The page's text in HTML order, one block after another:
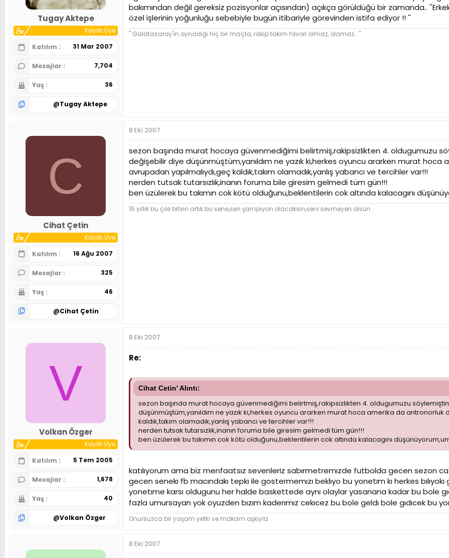
Tugay Aktepe
Kayıtlı Üye
Katılım
31 Mar 2007
Mesajlar 7,704
Yaş 36
@Tugay Aktepe
bakımından değil gereksiz pozisyonlar açısından) açıkça görüldüğü bir zamanda..
özel işlerinin yoğunluğu sebebiyle bugün itibariyle görevinden istifa ediyor !! ''
" Galatasaray'ın oynadığı hiç bir maçta, rakip takım favori olmaz, olamaz.. "
C
Cihat Çetin
Kayıtlı Üye
Katılım
16 Ağu 2007
Mesajlar 325
Yaş 46
@Cihat Çetin
8 Eki 2007
sezon başında murat hocaya güvenmediğimi belirtmiş,rakipsizlikten 4. oldugumuzu
değişebilir diye düşünmüştüm,yanıldım ne yazık ki,herkes oyuncu ararken murat
avrupadan yapılmalıydı,geç kaldık,takım olamadık,yanlış yabancı ve tercihler var!!!
nerden tutsak tutarsızlık,inanın foruma bile giresim gelmedi tüm gün!!!
ben üzülerek bu takımın cok kötü olduğunu,beklentilerin cok altında kalacagını
15 yıllık bu çile bitsin artık bu sene,sen şampiyon olacaksın,seni sevmeyen ölsün
V
Volkan Özger
Kayıtlı Üye
Katılım
5 Tem 2005
Mesajlar 1,678
Yaş 40
@Volkan Özger
8 Eki 2007
Re:
Cihat Cetin' Alıntı:
sezon başında murat hocaya güvenmediğimi belirtmiş,rakipsizlikten 4. oldugumuzu
düşünmüştüm,yanıldım ne yazık ki,herkes oyuncu ararken murat hoca amerika da antronorluk
kaldık,takım olamadık,yanlış yabancı ve tercihler var!!!
nerden tutsak tutarsızlık,inanın foruma bile giresim gelmedi tüm gün!!!
ben üzülerek bu takımın cok kötü olduğunu,beklentilerin cok altında kalacagını
katılıyorum ama biz menfaatsız sevenleriz sabırmetremızde futbolda gecen sezon
gecen senekı fb macındakı tepkı ile gostermemızı beklıyo bu yonetım kı herkes
yonetıme karsı oldugunu her halde baskettede aynı olaylar yasanana kadar bu bole
fazla umursayan yok oyuzden bızım kaderımız cekıcez bu bole geldı bole gıdıcek bu
Onursuzca bir yaşam yetki ve makam aşkıyla
8 Eki 2007